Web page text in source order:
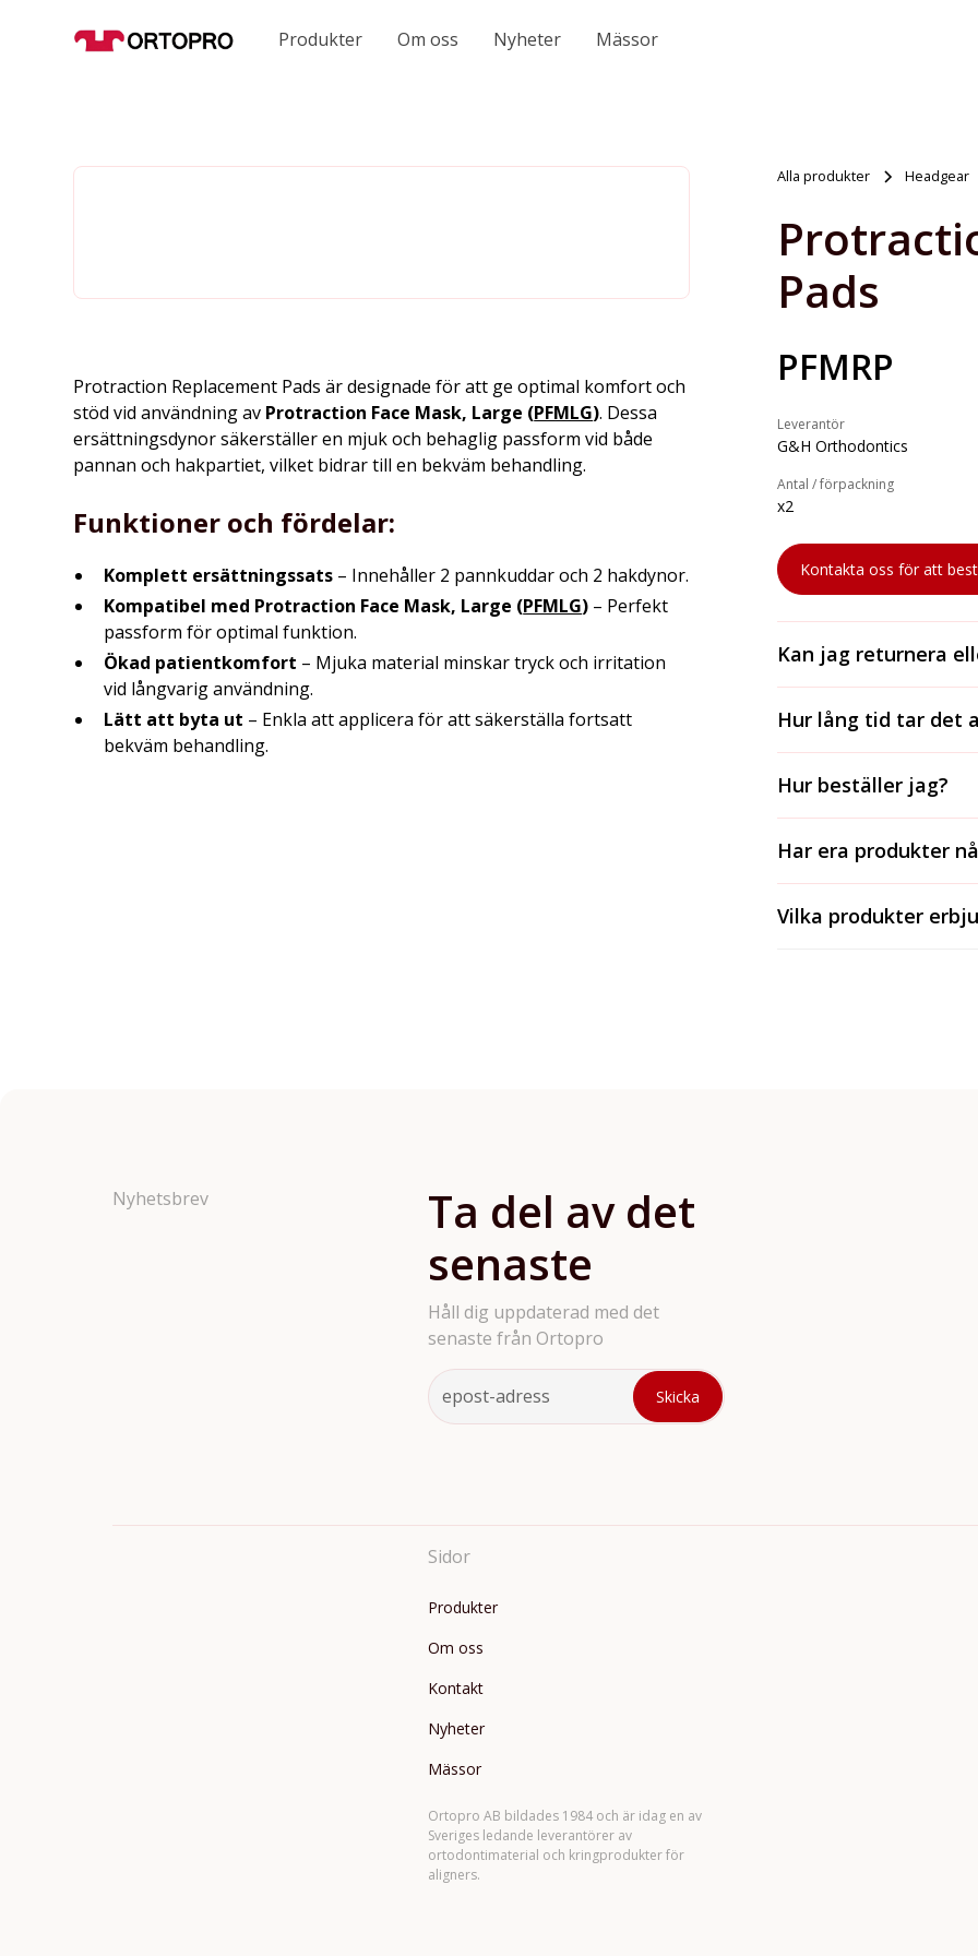
Produkter Om oss Nyheter Mässor
Protraction Replacement Pads är designade för att ge optimal komfort och
stöd vid användning av Protraction Face Mask, Large (PFMLG). Dessa
ersättningsdynor säkerställer en mjuk och behaglig passform vid både
pannan och hakpartiet, vilket bidrar till en bekväm behandling.
Funktioner och fördelar:
Komplett ersättningssats – Innehåller 2 pannkuddar och 2 hakdynor.
Kompatibel med Protraction Face Mask, Large (PFMLG) – Perfekt
passform för optimal funktion.
Ökad patientkomfort – Mjuka material minskar tryck och irritation
vid långvarig användning.
Lätt att byta ut – Enkla att applicera för att säkerställa fortsatt
bekväm behandling.
Alla produkter Headgear
Pads
PFMRP
Leverantör
G&H Orthodontics
Antal / förpackning
x2
Kontakta oss för att
Kan jag returnera
i originalförpackning.
Hur lång tid tar det
och 2-3 dagar med
längre och varierar
leverantörens
leveranstiden för
Hur beställer jag?
ringer oss på 031-81
Har era produkter
beroende på
Vilka produkter
Nyhetsbrev
Ta del av det
senaste
Håll dig uppdaterad med det
senaste från Ortopro
Sidor
Produkter
Om oss
Kontakt
Nyheter
Mässor
Ortopro AB bildades 1984 och är idag en av
Sveriges ledande leverantörer av
ortodontimaterial och kringprodukter för
aligners.